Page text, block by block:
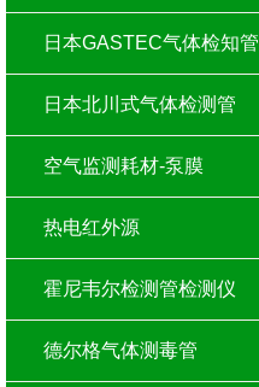
日本GASTEC气体检知管
日本北川式气体检测管
空气监测耗材-泵膜
热电红外源
霍尼韦尔检测管检测仪
德尔格气体测毒管